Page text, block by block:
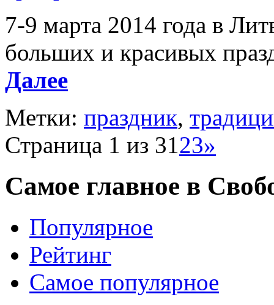
7-9 марта 2014 года в
больших и красивых
Далее
Метки: праздник,
Страница 1 из 3123»
Самое главное в
Популярное
Рейтинг
Самое популярное